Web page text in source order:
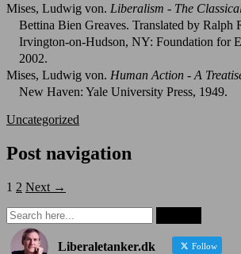
Mises, Ludwig von. Liberalism - The
Bettina Bien Greaves. Translated by Ralph
Irvington-on-Hudson, NY: Foundation for
2002.
Mises, Ludwig von. Human Action - A
New Haven: Yale University Press, 1949.
Uncategorized
Post navigation
1 2 Next →
Liberaletanker.dk Follow